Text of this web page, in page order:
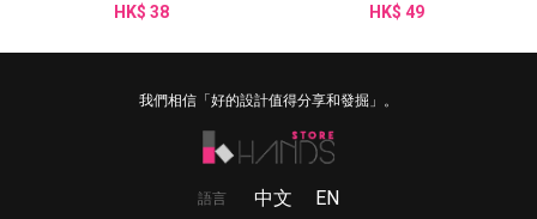
HK$ 38
貼紙
HK$ 49
我們相信「好的設計值得分享和發掘」。
語言 中文 EN